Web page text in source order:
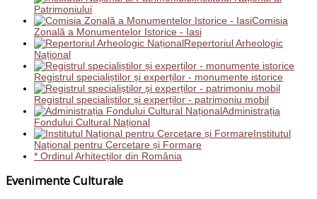
Patrimoniului
Comisia
Zonală a Monumentelor Istorice - Iasi
Repertoriul Arheologic
Național
Registrul specialiștilor și experților - monumente istorice
Registrul specialiștilor și experților - patrimoniu mobil
Administrația
Fondului Cultural Național
Institutul
Național pentru Cercetare și Formare
* Ordinul Arhitecților din România
Evenimente Culturale